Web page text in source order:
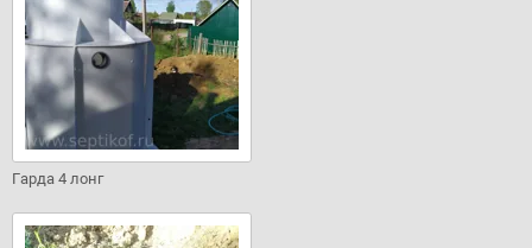
Гарда 4 лонг